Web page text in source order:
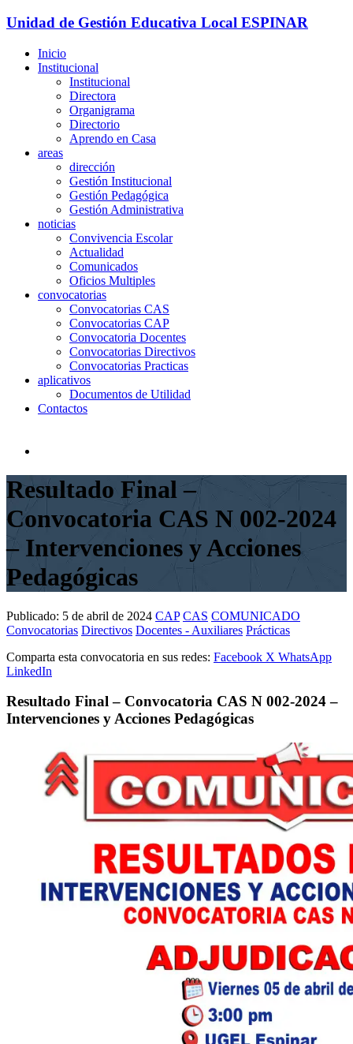
Unidad de Gestión Educativa Local ESPINAR
Inicio
Institucional
Institucional
Directora
Organigrama
Directorio
Aprendo en Casa
areas
dirección
Gestión Institucional
Gestión Pedagógica
Gestión Administrativa
noticias
Convivencia Escolar
Actualidad
Comunicados
Oficios Multiples
convocatorias
Convocatorias CAS
Convocatorias CAP
Convocatoria Docentes
Convocatorias Directivos
Convocatorias Practicas
aplicativos
Documentos de Utilidad
Contactos
Resultado Final –
Convocatoria CAS N 002-2024
– Intervenciones y Acciones
Pedagógicas
Publicado: 5 de abril de 2024 CAP CAS COMUNICADO
Convocatorias Directivos Docentes - Auxiliares Prácticas
Comparta esta convocatoria en sus redes: Facebook X WhatsApp
LinkedIn
Resultado Final – Convocatoria CAS N 002-2024 –
Intervenciones y Acciones Pedagógicas